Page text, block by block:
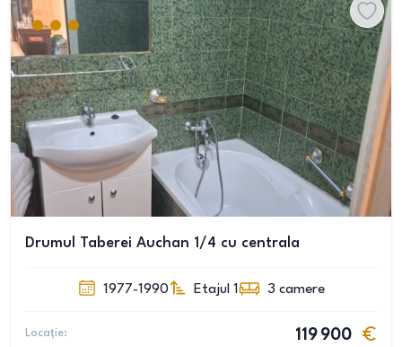
Drumul Taberei Auchan 1/4 cu centrala
1977-1990 Etajul 1 3 camere
Locație:
119 900